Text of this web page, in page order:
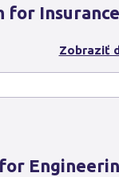
for Insurance
Zobraziť